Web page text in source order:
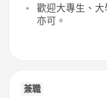
歡迎大專生、
亦可。
兼職